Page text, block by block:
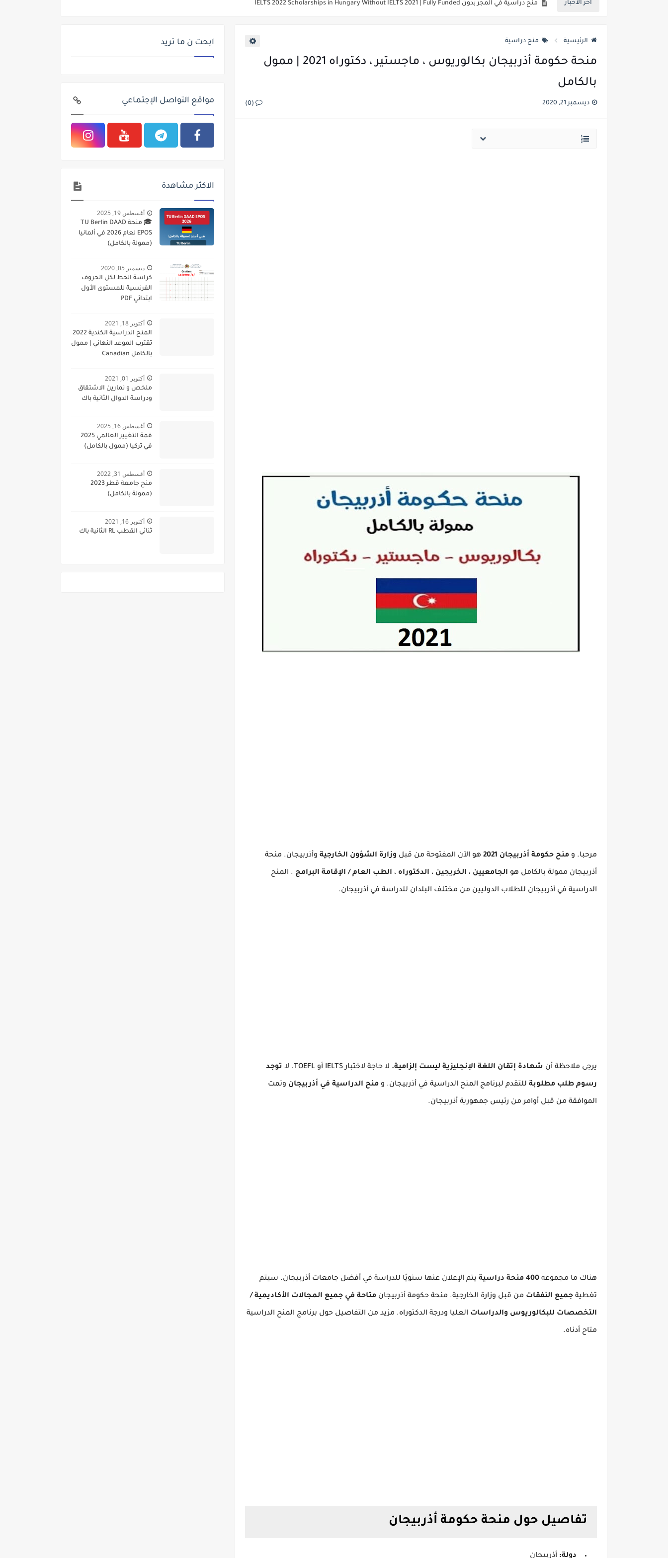
أخر الاخبار
ملخص و تمارين النهايات والإتصال الثانية باك
الرئيسية منح دراسية
منحة حكومة أذربيجان بكالوريوس ، ماجستير ، دكتوراه 2021 | ممول
بالكامل
ديسمبر 21, 2020 (0)
مرحبا. و منح حكومة أذربيجان 2021 هو الآن المفتوحة من قبل وزارة الشؤون الخارجية وأذربيجان. منحة
أذربيجان ممولة بالكامل هو الجامعيين ، الخريجين ، الدكتوراه ، الطب العام / الإقامة البرامج . المنح
الدراسية في أذربيجان للطلاب الدوليين من مختلف البلدان للدراسة في أذربيجان.
يرجى ملاحظة أن شهادة إتقان اللغة الإنجليزية ليست إلزامية. لا حاجة لاختبار IELTS أو TOEFL. لا توجد
رسوم طلب مطلوبة للتقدم لبرنامج المنح الدراسية في أذربيجان. و منح الدراسية في أذربيجان وتمت
الموافقة من قبل أوامر من رئيس جمهورية أذربيجان.
هناك ما مجموعه 400 منحة دراسية يتم الإعلان عنها سنويًا للدراسة في أفضل جامعات أذربيجان. سيتم
تغطية جميع النفقات من قبل وزارة الخارجية. منحة حكومة أذربيجان متاحة في جميع المجالات الأكاديمية /
التخصصات للبكالوريوس والدراسات العليا ودرجة الدكتوراه. مزيد من التفاصيل حول برنامج المنح الدراسية
متاح أدناه.
تفاصيل حول منحة حكومة أذربيجان
دولة: أذربيجان
ابحت ن ما تريد
مواقع التواصل الإجتماعي
الاكثر مشاهدة
أغسطس 19, 2025
🎓 منحة TU Berlin DAAD
EPOS لعام 2026 في ألمانيا
(ممولة بالكامل)
ديسمبر 05, 2020
كراسة الخط لكل الحروف
الفرنسية للمستوى الأول
ابتدائي PDF
أكتوبر 18, 2021
المنح الدراسية الكندية 2022
تقترب الموعد النهائي | ممول
بالكامل Canadian
Deadline Approaching
أكتوبر 01, 2021
ملخص و تمارين الاشتقاق
ودراسة الدوال الثانية باك
أغسطس 16, 2025
قمة التغيير العالمي 2025
في تركيا (ممول بالكامل)
أغسطس 31, 2022
منح جامعة قطر 2023
(ممولة بالكامل)
أكتوبر 16, 2021
ثنائي القطب RL الثانية باك